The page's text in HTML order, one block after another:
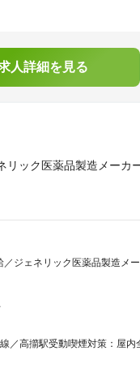
人詳細を見る
リック医薬品製造メーカ
ジェネリック医薬品製造メ
／高擶駅受動喫煙対策：屋内